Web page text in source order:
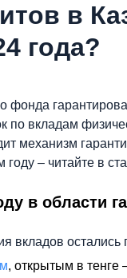
в
года?
фонда
по вкладам
механизм
– читайте в
в области
вкладов
, открытым в тенге